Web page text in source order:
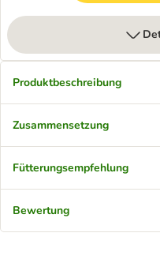
Produktbeschreibung
Zusammensetzung
Fütterungsempfehlung
Bewertung